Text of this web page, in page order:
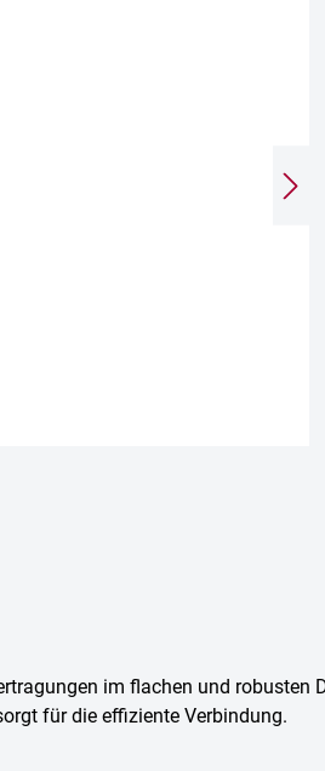
im flachen und
für die effiziente Verbindung.